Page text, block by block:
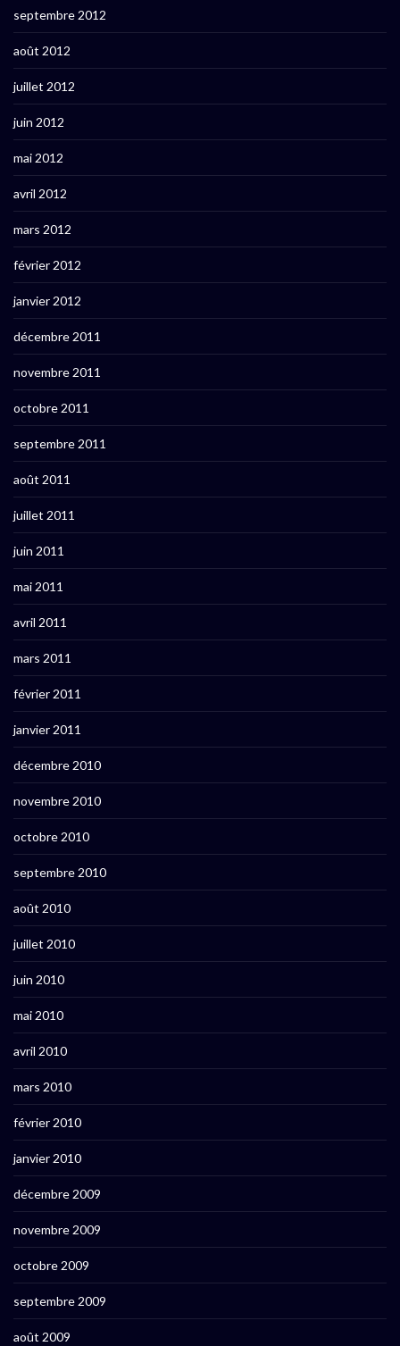
septembre 2012
août 2012
juillet 2012
juin 2012
mai 2012
avril 2012
mars 2012
février 2012
janvier 2012
décembre 2011
novembre 2011
octobre 2011
septembre 2011
août 2011
juillet 2011
juin 2011
mai 2011
avril 2011
mars 2011
février 2011
janvier 2011
décembre 2010
novembre 2010
octobre 2010
septembre 2010
août 2010
juillet 2010
juin 2010
mai 2010
avril 2010
mars 2010
février 2010
janvier 2010
décembre 2009
novembre 2009
octobre 2009
septembre 2009
août 2009